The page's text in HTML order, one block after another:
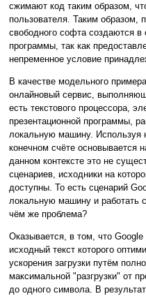
сжимают код таким образом,
пользователя. Таким образом,
свободного софта создаются
программы, так как
непременное условие
В качестве модельного
онлайновый сервис,
есть текстового процессора,
презентационной программы,
локальную машину. Используя
конечном счёте основывается
данном контексте это не
сценариев, исходники на
доступны. То есть сценарий
локальную машину и работать
чём же проблема?
Оказывается, в том, что
исходный текст которого
ускорения загрузки путём
максимальной "разгрузки" от
до одного символа. В